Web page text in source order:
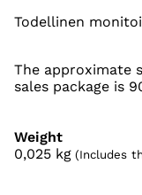
Todellinen
The approximate
sales package is
Weight
0,025 kg (Includes